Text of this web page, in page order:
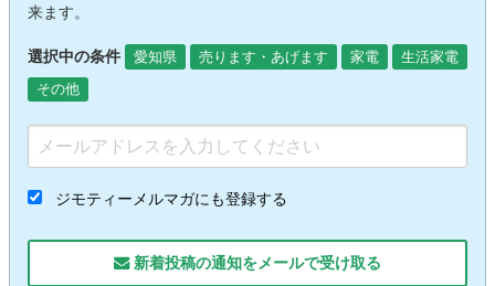
来ます。
選択中の条件 愛知県 売ります・あげます 家電
生活家電
その他
ジモティーメルマガにも登録する
新着投稿の通知をメールで受け取る